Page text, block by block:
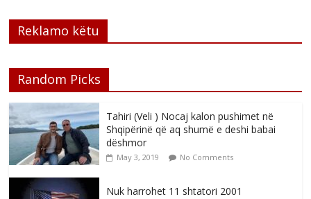
Reklamo këtu
Random Picks
Tahiri (Veli ) Nocaj kalon pushimet në
Shqipërinë që aq shumë e deshi babai
dëshmor
May 3, 2019 No Comments
Nuk harrohet 11 shtatori 2001